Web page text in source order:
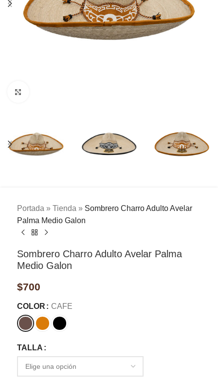
Portada » Tienda » Sombrero Charro Adulto Avelar
Palma Medio Galon
Sombrero Charro Adulto Avelar Palma
Medio Galon
$700
COLOR CAFE
TALLA